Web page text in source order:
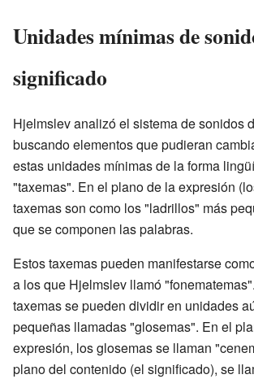
Unidades mínimas de
significado
Hjelmslev analizó el sistema de sonidos
buscando elementos que pudieran
estas unidades mínimas de la forma
"taxemas". En el plano de la expresión
taxemas son como los "ladrillos" más
que se componen las palabras.
Estos taxemas pueden manifestarse
a los que Hjelmslev llamó
taxemas se pueden dividir en unidades
pequeñas llamadas "glosemas". En el
expresión, los glosemas se llaman
plano del contenido (el significado), se